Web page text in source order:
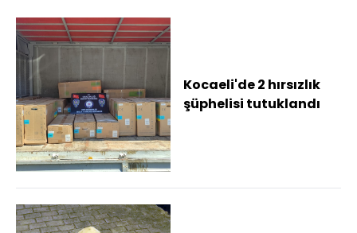
Kocaeli'de 2 hırsızlık
şüphelisi tutuklandı